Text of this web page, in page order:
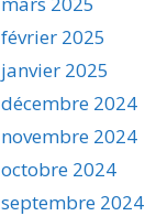
février 2025
janvier 2025
décembre 2024
novembre 2024
octobre 2024
septembre 2024